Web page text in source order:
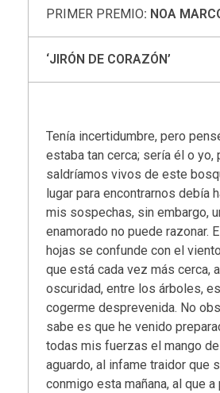
PRIMER PREMIO: NOA
‘JIRÓN DE CORAZÓN’
Tenía incertidumbre, pero
estaba tan cerca; sería él o yo,
saldríamos vivos de este
lugar para encontrarnos debía
mis sospechas, sin embargo,
enamorado no puede razonar.
hojas se confunde con el
que está cada vez más cerca,
oscuridad, entre los árboles,
cogerme desprevenida. No
sabe es que he venido
todas mis fuerzas el mango
aguardo, al infame traidor que
conmigo esta mañana, al que